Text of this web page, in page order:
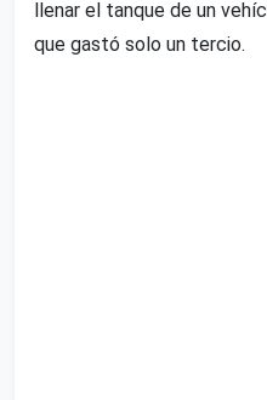
llenar el tanque de un
que gastó solo un tercio.